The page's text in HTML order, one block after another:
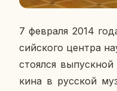
7 фев­ра­ля 2014
сий­ско­го центра
сто­ял­ся вы­пуск­ной
ки­на в рус­ской